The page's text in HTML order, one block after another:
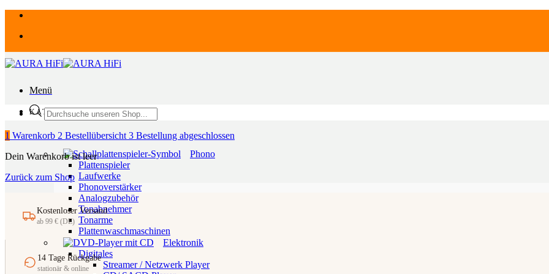
Zum
springen
Menü
KATEGORIEN
Phono
Plattenspieler
Laufwerke
Phonoverstärker
Analogzubehör
Tonabnehmer
Tonarme
Plattenwaschmaschinen
Elektronik
Digitales
Streamer / Netzwerk Player
Products
search
1 Warenkorb 2 Bestellübersicht 3 Bestellung abgeschlossen
Dein Warenkorb ist leer
Zurück zum Shop
Kostenloser Versand
ab 99 € (DE)
14 Tage Rückgabe
stationär & online